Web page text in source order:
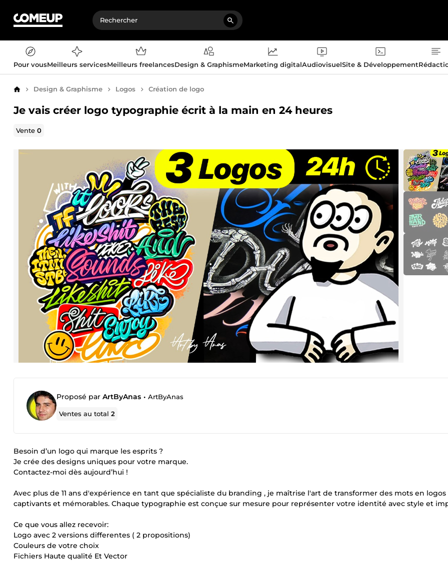
Pour vousMeilleurs servicesMeilleurs freelancesDesign & GraphismeMarketing digitalAudiovisuelSite & Développement
AccueilDesign & Graphisme Logos Création de logo
Je vais créer logo typographie écrit à la main en 24 heures
Vente0
Proposé par ArtByAnas • ArtByAnas
Ventes au total2
Besoin d’un logo qui marque les esprits ?
Je crée des designs uniques pour votre marque.
Contactez-moi dès aujourd’hui !
Avec plus de 11 ans d'expérience en tant que spécialiste du branding , je maîtrise l'art de transformer des mots en logos
captivants et mémorables. Chaque typographie est conçue sur mesure pour représenter votre identité avec style et
Ce que vous allez recevoir:
Logo avec 2 versions differentes ( 2 propositions)
Couleurs de votre choix
Fichiers Haute qualité Et Vector